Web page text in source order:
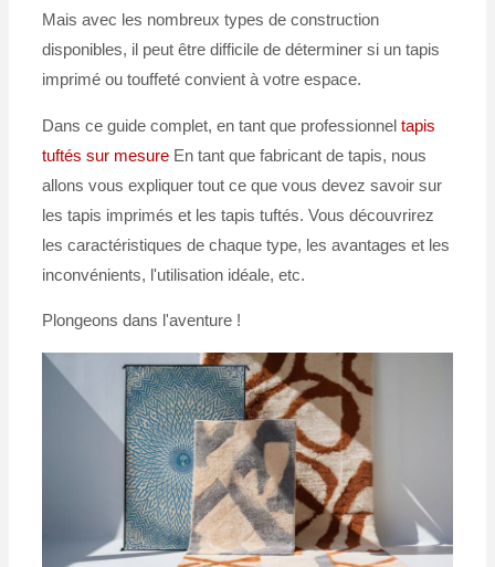
Mais avec les nombreux types de construction
disponibles, il peut être difficile de déterminer si un tapis
imprimé ou touffeté convient à votre espace.
Dans ce guide complet, en tant que professionnel tapis
tuftés sur mesureEn tant que fabricant de tapis, nous
allons vous expliquer tout ce que vous devez savoir sur
les tapis imprimés et les tapis tuftés. Vous découvrirez
les caractéristiques de chaque type, les avantages et les
inconvénients, l'utilisation idéale, etc.
Plongeons dans l'aventure !